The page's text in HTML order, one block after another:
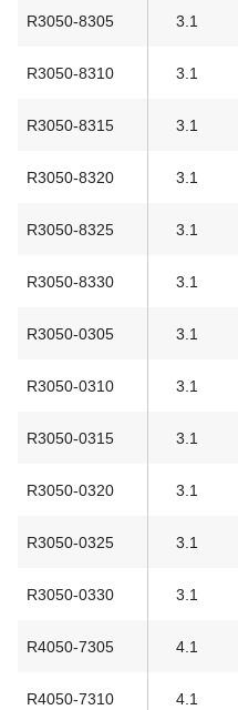
R3050-8305 3.1
R3050-8310 3.1
R3050-8315 3.1
R3050-8320 3.1
R3050-8325 3.1
R3050-8330 3.1
R3050-0305 3.1
R3050-0310 3.1
R3050-0315 3.1
R3050-0320 3.1
R3050-0325 3.1
R3050-0330 3.1
R4050-7305 4.1
R4050-7310 4.1